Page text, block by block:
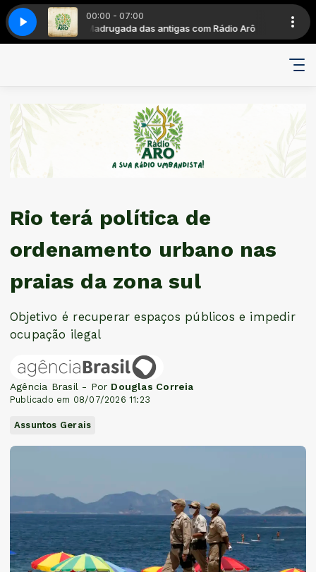
00:00 - 07:00
Arô Madrugada das antigas com Rádio Arô
Taylor Dayne - Tell It to My Heart
Rio terá política de
ordenamento urbano nas
praias da zona sul
Objetivo é recuperar espaços públicos e impedir
ocupação ilegal
Agência Brasil - Por Douglas Correia
Publicado em 08/07/2026 11:23
Assuntos Gerais